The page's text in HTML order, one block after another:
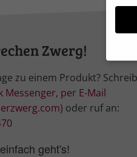
Zwerg!
zu einem Produkt?
Messenger, per E-Mail
oder ruf an:
geht's!
Wir